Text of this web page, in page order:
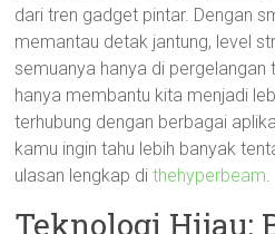
dari tren gadget pintar. Dengan
memantau detak jantung, level
semuanya hanya di pergelangan
hanya membantu kita menjadi
terhubung dengan berbagai
kamu ingin tahu lebih banyak
ulasan lengkap dithehyperbeam.
Teknologi Hijau: